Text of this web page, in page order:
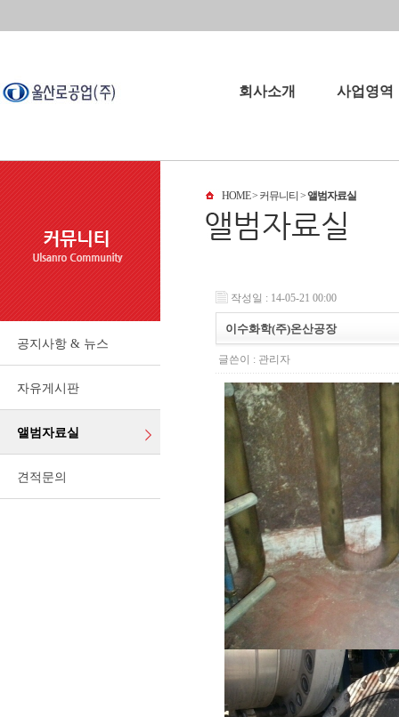
회사소개 사업영역
오시는길
공지사항 & 뉴스
자유게시판
앨범자료실
견적문의
HOME> 커뮤니티 >앨범자료실
작성일 : 14-05-21 00:00
이수화학(주)온산공장
글쓴이 : 관리자